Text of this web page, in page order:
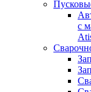
с